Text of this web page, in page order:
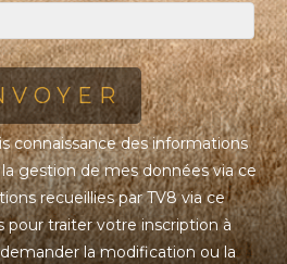
connaissance des informations
gestion de mes données via ce
recueillies par TV8 via ce
pour traiter votre inscription à
la modification ou la